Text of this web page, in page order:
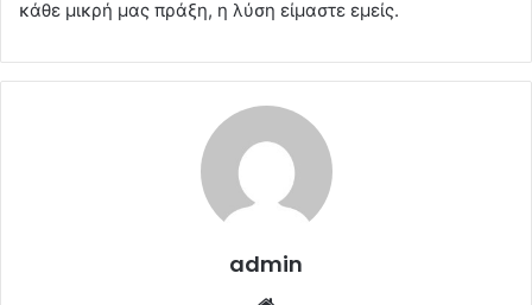
κάθε μικρή μας πράξη, η λύση είμαστε εμείς.
admin